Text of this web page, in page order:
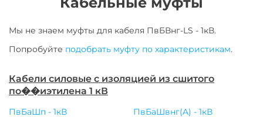
Мы не знаем муфты для кабеля ПвБВнг-LS - 1кВ.
Попробуйте подобрать муфту по характеристикам.
Кабели силовые с изоляцией из сшитого
по��иэтилена 1 кВ
ПвБаШп - 1кВ
ПвБаШвнг(A) - 1кВ